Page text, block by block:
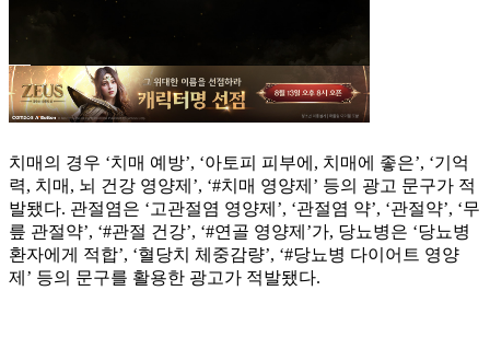
치매의 경우 ‘치매 예방’, ‘아토피 피부에, 치매에 좋은’, ‘기억
력, 치매, 뇌 건강 영양제’, ‘#치매 영양제’ 등의 광고 문구가 적
발됐다. 관절염은 ‘고관절염 영양제’, ‘관절염 약’, ‘관절약’, ‘무
릎 관절약’, ‘#관절 건강’, ‘#연골 영양제’가, 당뇨병은 ‘당뇨병
환자에게 적합’, ‘혈당치 체중감량’, ‘#당뇨병 다이어트 영양
제’ 등의 문구를 활용한 광고가 적발됐다.